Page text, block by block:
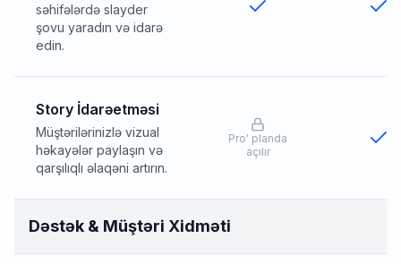
səhifələrdə slayder
şovu yaradın və idarə
edin.
Story İdarəetməsi
Müştərilərinizlə vizual
həkayələr paylaşın və
qarşılıqlı əlaqəni artırın.
Pro' planda
açılır
Dəstək & Müştəri Xidməti